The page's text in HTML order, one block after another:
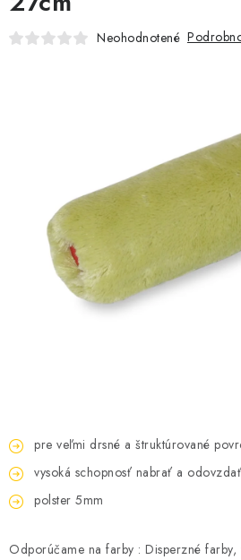
AUTO-MOTO
OBCHODNÉ PODMIENKY
HODNOTENIE OBCHODU
MIEŠANIE FARIEB
Formulár na reklamáciu tovaru
pre veľmi drsné a štruktúrované
vysoká schopnosť nabrať a
polster 5mm
Odporúčame na farby : Disperzné
Neohodnotené